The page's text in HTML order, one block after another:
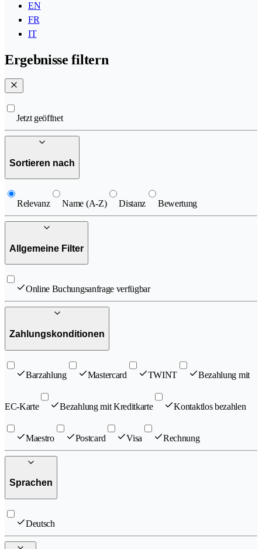
EN
FR
IT
Ergebnisse filtern
Jetzt geöffnet
Sortieren nach
Relevanz Name (A-Z) Distanz Bewertung
Allgemeine Filter
Online Buchungsanfrage verfügbar
Zahlungskonditionen
Barzahlung Mastercard TWINT Bezahlung mit
EC-Karte Bezahlung mit Kreditkarte Kontaktlos bezahlen
Maestro Postcard Visa Rechnung
Sprachen
Deutsch